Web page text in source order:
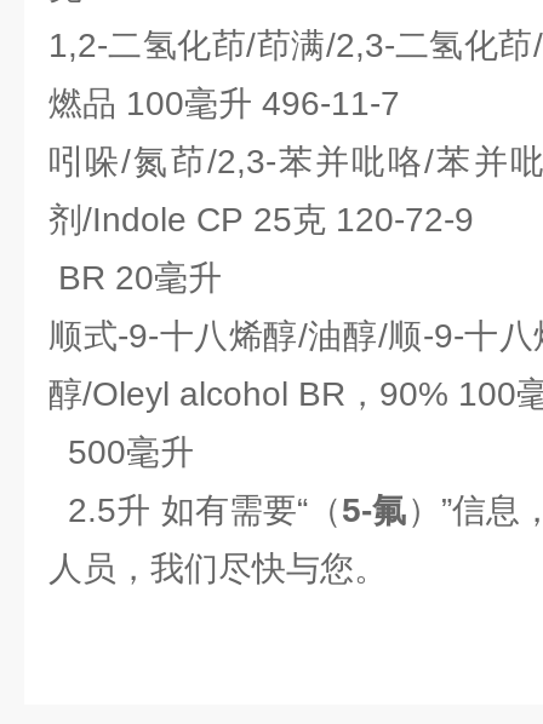
1,2-二氢化茚/茚满/2,3-二氢化
燃品 100毫升 496-11-7
吲哚/氮茚/2,3-苯并吡咯/苯并
剂/Indole CP 25克 120-72-9
BR 20毫升
顺式-9-十八烯醇/油醇/顺-9-十
醇/Oleyl alcohol BR，90% 100
500毫升
2.5升 如有需要“（5-氟）”信息
人员，我们尽快与您。